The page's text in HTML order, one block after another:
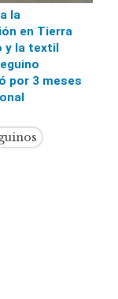
la
en Tierra
y la textil
por 3 meses